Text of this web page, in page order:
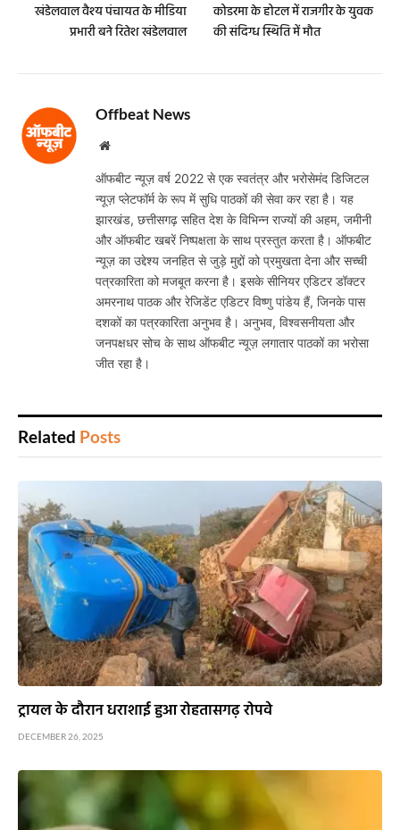
खंडेलवाल वैश्य पंचायत के मीडिया
प्रभारी बने रितेश खंडेलवाल
कोडरमा के होटल में राजगीर के युवक
की संदिग्ध स्थिति में मौत
Offbeat News
Website
ऑफबीट न्यूज़ वर्ष 2022 से एक स्वतंत्र और भरोसेमंद डिजिटल
न्यूज़ प्लेटफॉर्म के रूप में सुधि पाठकों की सेवा कर रहा है। यह
झारखंड, छत्तीसगढ़ सहित देश के विभिन्न राज्यों की अहम, जमीनी
और ऑफबीट खबरें निष्पक्षता के साथ प्रस्तुत करता है। ऑफबीट
न्यूज़ का उद्देश्य जनहित से जुड़े मुद्दों को प्रमुखता देना और सच्ची
पत्रकारिता को मजबूत करना है। इसके सीनियर एडिटर डॉक्टर
अमरनाथ पाठक और रेजिडेंट एडिटर विष्णु पांडेय हैं, जिनके पास
दशकों का पत्रकारिता अनुभव है। अनुभव, विश्वसनीयता और
जनपक्षधर सोच के साथ ऑफबीट न्यूज़ लगातार पाठकों का भरोसा
जीत रहा है।
Related Posts
ट्रायल के दौरान धराशाई हुआ रोहतासगढ़ रोपवे
DECEMBER 26, 2025